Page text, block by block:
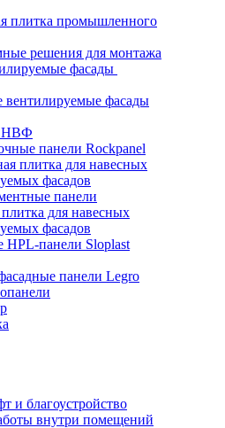
плитка промышленного
решения для монтажа
фасады
вентилируемые фасады
НВФ
панели Rockpanel
плитка для навесных
фасадов
панели
для навесных
фасадов
HPL-панели Sloplast
панели Legro
и благоустройство
внутри помещений